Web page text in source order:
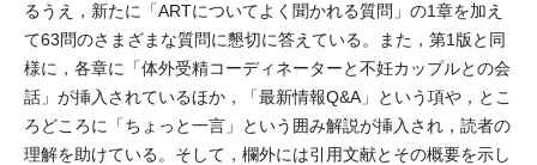
るうえ，新たに「ARTについてよく聞かれる質問」の1章を加え
て63問のさまざまな質問に懇切に答えている。また，第1版と同
様に，各章に「体外受精コーディネーターと不妊カップルとの会
話」が挿入されているほか，「最新情報Q&A」という項や，とこ
ろどころに「ちょっと一言」という囲み解説が挿入され，読者の
理解を助けている。そして，欄外には引用文献とその概要を示し